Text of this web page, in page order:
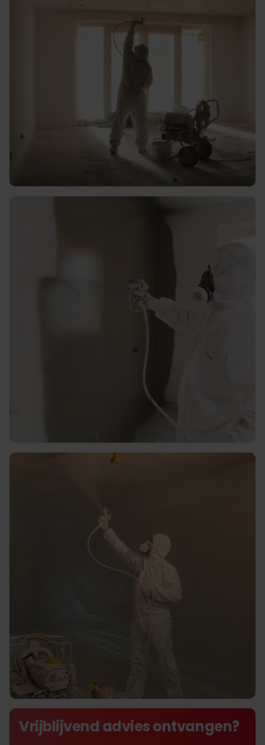
Hoogwaardig en duurzaam
Strak en glad spuitwerk voor
De beste prijs kwaliteit in
airlessverf- en spackspuiten
Vrijblijvend advies ontvangen?